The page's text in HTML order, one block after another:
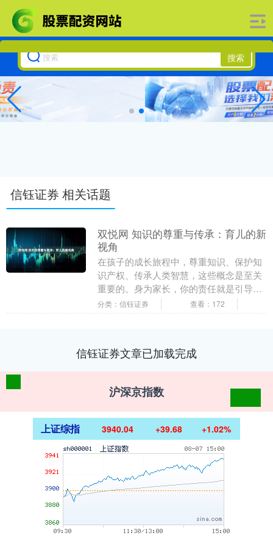
搜索
信钰证券 相关话题
双悦网 知识的尊重与传承：育儿的新
视角
在孩子的成长旅程中，尊重知识、保护知
识产权、传承人类智慧，这些概念是至关
重要的。身为家长，你的责任就是引导他
们理解并实践这些概念。 教育孩子尊重知
分类：信钰证券 查看：172
信钰证券文章已加载完成
沪深京指数
上证综指 3940.04 +39.68 +1.02%